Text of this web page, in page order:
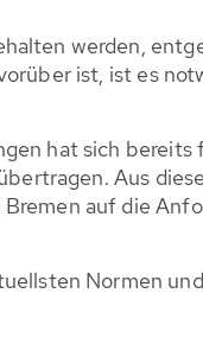
werden,
ist, ist es
hat sich
Aus
auf die
Normen